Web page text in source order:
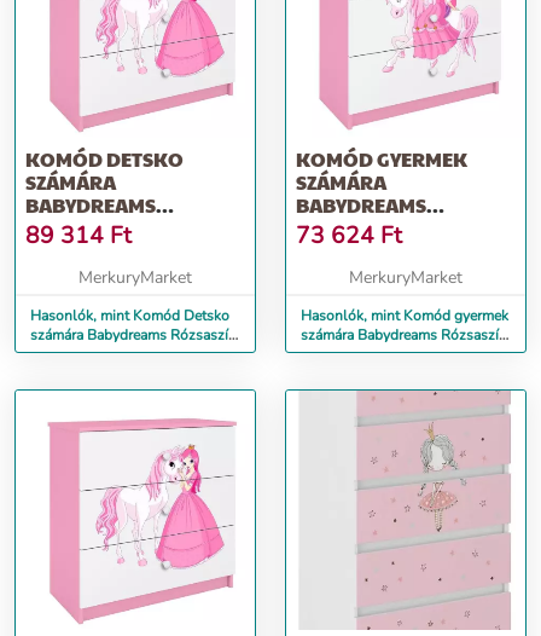
KOMÓD DETSKO
SZÁMÁRA
BABYDREAMS
RÓZSASZÍN –
HERCEGNŐ 2
89 314 Ft
MerkuryMarket
Hasonlók, mint Komód Detsko
számára Babydreams Rózsaszín
– Hercegnő 2
KOMÓD GYERMEK
SZÁMÁRA
BABYDREAMS
RÓZSASZÍN –
HERCEGNŐ 1
73 624 Ft
MerkuryMarket
Hasonlók, mint Komód gyermek
számára Babydreams Rózsaszín
– Hercegnő 1